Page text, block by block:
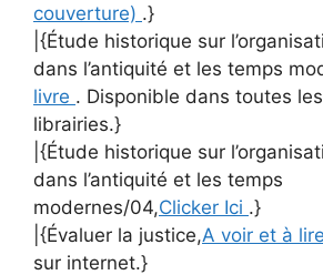
couverture) .}
|{Étude historique sur
dans l’antiquité et les temps
livre . Disponible dans toutes
librairies.}
|{Étude historique sur
dans l’antiquité et les temps
modernes/04,Clicker Ici .}
|{Évaluer la justice,A voir et à
sur internet.}